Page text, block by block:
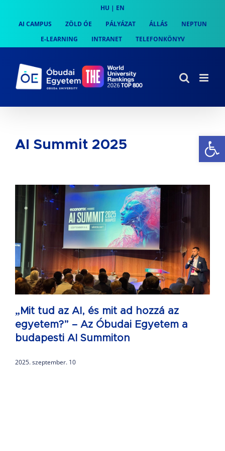
content
HU | EN
AI CAMPUS
ZÖLD ÓE PÁLYÁZAT ÁLLÁS
NEPTUN
E-LEARNING
INTRANET TELEFONKÖNYV
AI Summit 2025
„Mit tud az AI, és mit ad hozzá az
egyetem?” – Az Óbudai Egyetem a
budapesti AI Summiton
2025. szeptember. 10